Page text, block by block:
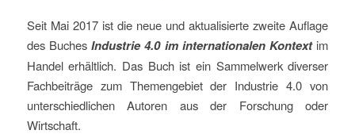
Seit Mai 2017 ist die neue und aktualisierte zweite Auflage
des BuchesIndustrie 4.0 im internationalen Kontextim
Handel erhältlich. Das Buch ist ein Sammelwerk diverser
Fachbeiträge zum Themengebiet der Industrie 4.0 von
unterschiedlichen Autoren aus der Forschung oder
Wirtschaft.